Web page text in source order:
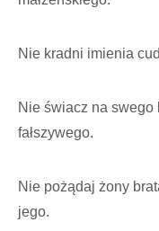
Nie kradni imienia
Nie świacz na swego
fałszywego.
Nie pożądaj żony
jego.